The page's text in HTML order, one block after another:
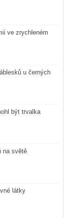
ve zrychleném
u černých
být trvalka
na světě
látky